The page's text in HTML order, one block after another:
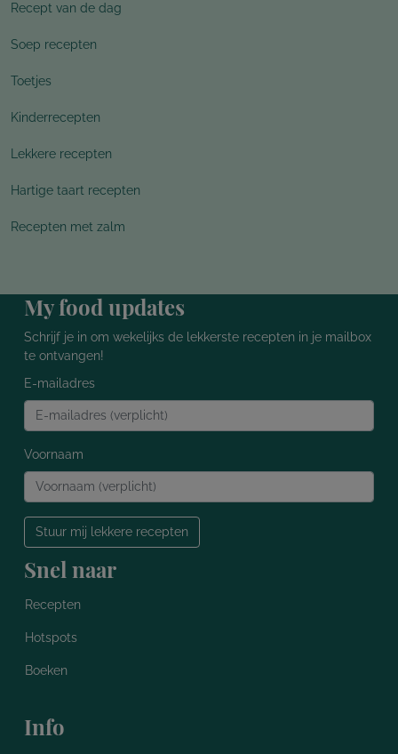
Recept van de dag
Soep recepten
Toetjes
Kinderrecepten
Lekkere recepten
Hartige taart recepten
Recepten met zalm
My food updates
Schrijf je in om wekelijks de lekkerste recepten in je mailbox
te ontvangen!
E-mailadres
Voornaam
Stuur mij lekkere recepten
Snel naar
Recepten
Hotspots
Boeken
Info